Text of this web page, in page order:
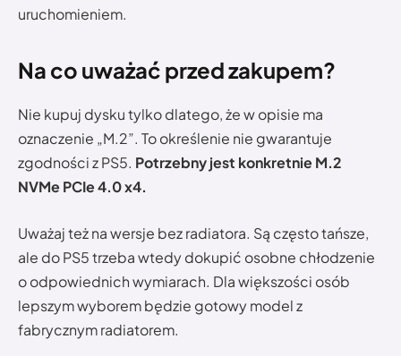
uruchomieniem.
Na co uważać przed zakupem?
Nie kupuj dysku tylko dlatego, że w opisie ma
oznaczenie „M.2”. To określenie nie gwarantuje
zgodności z PS5. Potrzebny jest konkretnie M.2
NVMe PCIe 4.0 x4.
Uważaj też na wersje bez radiatora. Są często tańsze,
ale do PS5 trzeba wtedy dokupić osobne chłodzenie
o odpowiednich wymiarach. Dla większości osób
lepszym wyborem będzie gotowy model z
fabrycznym radiatorem.